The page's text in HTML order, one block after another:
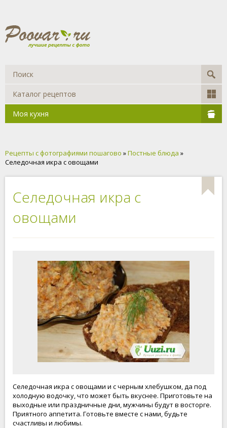
Каталог рецептов
Моя кухня
Рецепты с фотографиями пошагово »Постные блюда »
Селедочная икра с овощами
Селедочная икра с
овощами
Селедочная икра с овощами и с черным хлебушком, да под
холодную водочку, что может быть вкуснее. Приготовьте на
выходные или праздничные дни, мужчины будут в восторге.
Приятного аппетита. Готовьте вместе с нами, будьте
счастливы и любимы.